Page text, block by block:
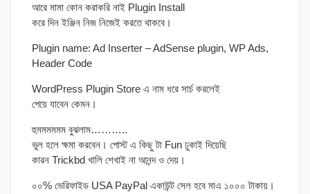
আরে মামা কোন করাকরি নাই Plugin Install
করে দিন ইঞ্জিন নিজ নিজেই করতে থাকবে।
Plugin name: Ad Inserter – AdSense plugin, WP Ads,
Header Code
WordPress Plugin Store এ নাম ধরে সার্চ করলেই
পেয়ে যাবেন কেমন।
হুমমমমমম বুঝলাম………..
ভুল হলে ক্ষমা করবেন। পোস্ট এ কিছু টা Fun ঢুকাই দিয়েছি
কারন Trickbd খালি শেখাই না আনন্দ ও দেয়।
০০% ভেরিফাইড USA PayPal একাউন্ট সেল হবে মাএ ১০০০ টাকায়।